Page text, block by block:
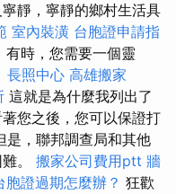
靜，寧靜的鄉村生活具
室內裝潢 台胞證申請指
有時，您需要一個靈
長照中心 高雄搬家
這就是為什麼我列出了
您之後，您可以保證打
是，聯邦調查局和其他
。 搬家公司費用ptt 牆
胞證過期怎麼辦？ 狂歡